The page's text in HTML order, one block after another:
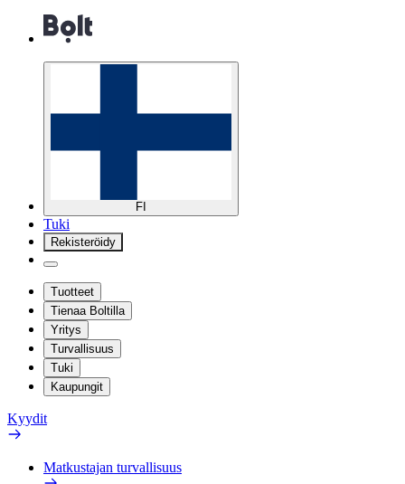
FI
Tuki
Rekisteröidy
Tuotteet
Tienaa Boltilla
Yritys
Turvallisuus
Tuki
Kaupungit
Kyydit
Matkustajan turvallisuus